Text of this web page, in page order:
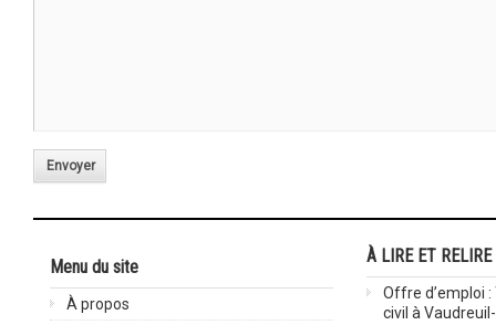
Envoyer
Menu du site
À propos
À LIRE ET RELIRE
Offre d’emploi
civil à